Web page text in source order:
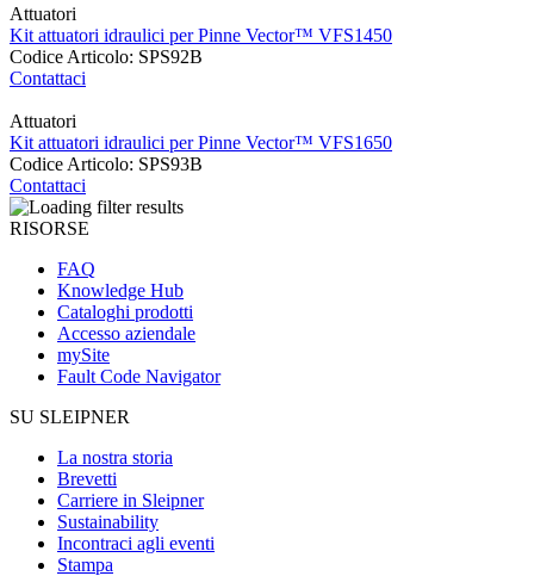
Attuatori
Kit attuatori idraulici per Pinne Vector™ VFS1450
Codice Articolo: SPS92B
Contattaci
Attuatori
Kit attuatori idraulici per Pinne Vector™ VFS1650
Codice Articolo: SPS93B
Contattaci
RISORSE
FAQ
Knowledge Hub
Cataloghi prodotti
Accesso aziendale
mySite
Fault Code Navigator
SU SLEIPNER
La nostra storia
Brevetti
Carriere in Sleipner
Sustainability
Incontraci agli eventi
Stampa